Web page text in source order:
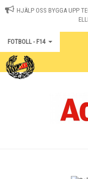
HJÄLP OSS BYGGA UPP
FOTBOLL - F14